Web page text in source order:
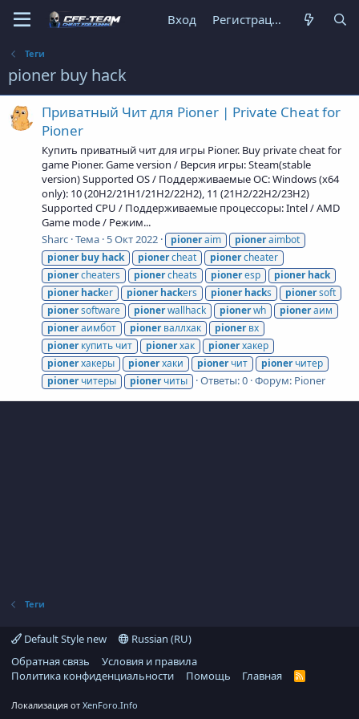
Вход Регистрация
Теги
pioner buy hack
Приватный Чит для Pioner | Private Cheat for
Pioner
Купить приватный чит для игры Pioner. Buy private cheat for
game Pioner. Game version / Версия игры: Steam(stable
version) Supported OS / Поддерживаемые ОС: Windows (x64
only): 10 (20H2/21H1/21H2/22H2), 11 (21H2/22H2/23H2)
Supported CPU / Поддерживаемые процессоры: Intel / AMD
Game mode / Режим...
Sharc Тема 5 Окт 2022 pioneraim pioneraimbot
pioner buy hack pionercheat pionercheater
pionercheaters pionercheats pioneresp pioner hack
pioner hacker pioner hackers pioner hacks pionersoft
pionersoftware pionerwallhack pionerwh pionerаим
pionerаимбот pionerваллхак pionerвх
pionerкупить чит pionerхак pionerхакер
pionerхакеры pionerхаки pionerчит pionerчитер
pionerчитеры pionerчиты Ответы: 0 Форум: Pioner
Теги
Default Style new
Russian (RU)
Обратная связь
Условия и правила
Политика конфиденциальности
Помощь Главная
R
Локализация от XenForo.Info